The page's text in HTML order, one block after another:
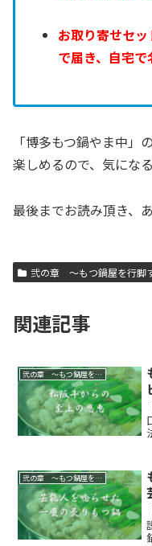
お取り寄せセ
で届き、自宅
「博多もつ鍋やま中」
楽しめるので、気にな
最後までお読み頂き、
弐の章 ～もつ鍋屋を行脚
関連記事
弐の章 ～もつ鍋屋を行脚する～
弐の章 ～もつ鍋屋を行脚する～